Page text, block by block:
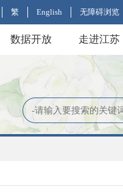
繁 English 无障碍浏览
数据开放 走进江苏